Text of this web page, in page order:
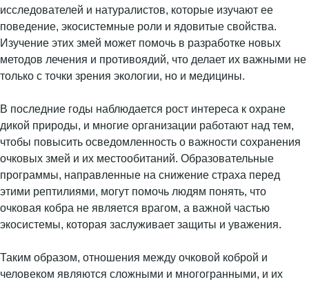
исследователей и натуралистов, которые изучают ее
поведение, экосистемные роли и ядовитые свойства.
Изучение этих змей может помочь в разработке новых
методов лечения и противоядий, что делает их важными не
только с точки зрения экологии, но и медицины.
В последние годы наблюдается рост интереса к охране
дикой природы, и многие организации работают над тем,
чтобы повысить осведомленность о важности сохранения
очковых змей и их местообитаний. Образовательные
программы, направленные на снижение страха перед
этими рептилиями, могут помочь людям понять, что
очковая кобра не является врагом, а важной частью
экосистемы, которая заслуживает защиты и уважения.
Таким образом, отношения между очковой коброй и
человеком являются сложными и многогранными, и их